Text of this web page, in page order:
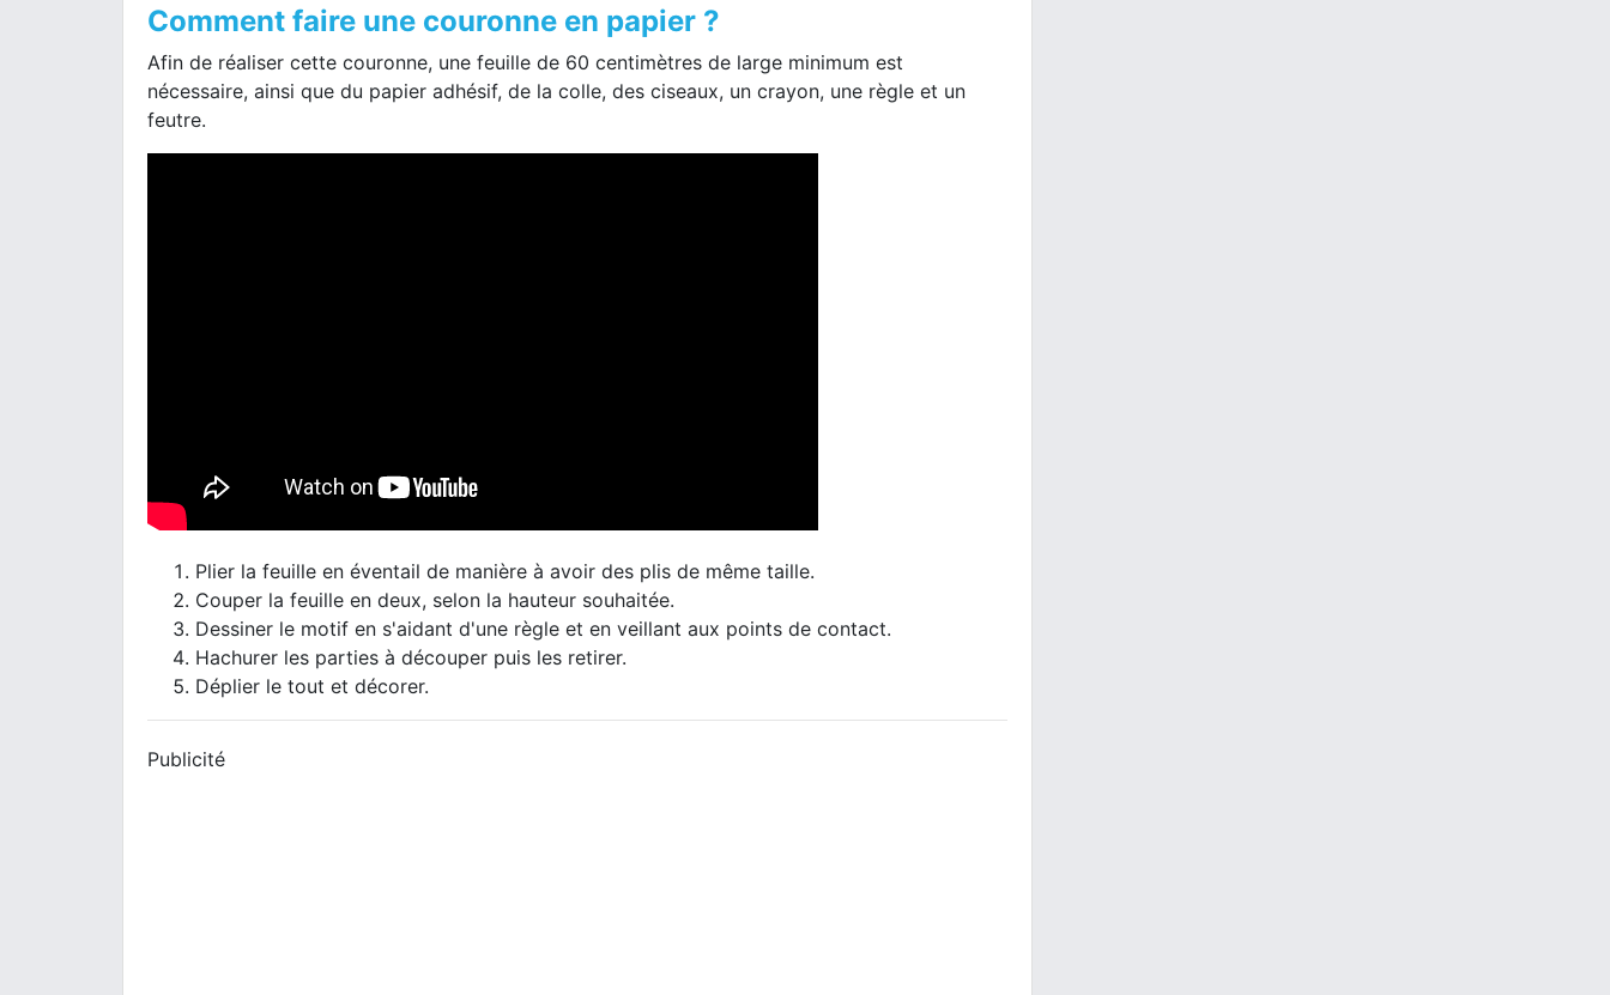
Comment faire une couronne en papier ?
Afin de réaliser cette couronne, une feuille de 60 centimètres de large minimum est
nécessaire, ainsi que du papier adhésif, de la colle, des ciseaux, un crayon, une règle et un
feutre.
Plier la feuille en éventail de manière à avoir des plis de même taille.
Couper la feuille en deux, selon la hauteur souhaitée.
Dessiner le motif en s'aidant d'une règle et en veillant aux points de contact.
Hachurer les parties à découper puis les retirer.
Déplier le tout et décorer.
Publicité